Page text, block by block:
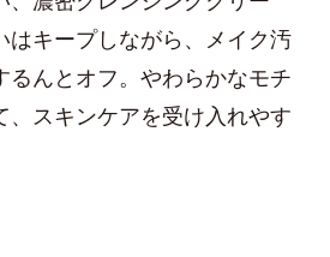
はキープしながら、メイク汚
るんとオフ。やわらかなモチ
、スキンケアを受け入れやす